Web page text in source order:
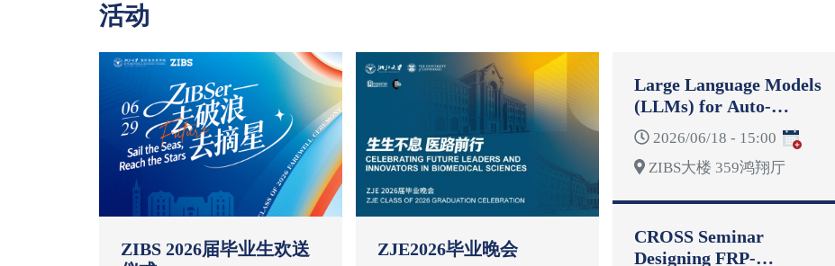
活动
ZIBS 2026届毕业生欢送
ZJE2026毕业晚会
Large Language Models
(LLMs) for Auto-
Formulation and Auto-
Reformulation
2026/06/18 - 15:00
ZIBS大楼 359鸿翔厅
CROSS Seminar
Designing FRP-